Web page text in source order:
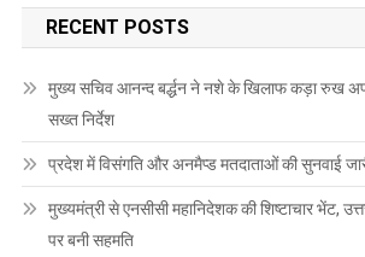
RECENT POSTS
मुख्य सचिव आनन्द बर्द्धन ने नशे के खिलाफ कड़ा रुख
सख्त निर्देश
प्रदेश में विसंगति और अनमैप्ड मतदाताओं की सुनवाई
मुख्यमंत्री से एनसीसी महानिदेशक की शिष्टाचार भेंट,
पर बनी सहमति